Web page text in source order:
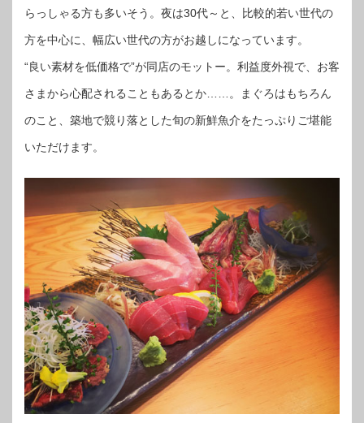
らっしゃる方も多いそう。夜は30代～と、比較的若い世代の
方を中心に、幅広い世代の方がお越しになっています。
“良い素材を低価格で”が同店のモットー。利益度外視で、お客
さまから心配されることもあるとか……。まぐろはもちろん
のこと、築地で競り落とした旬の新鮮魚介をたっぷりご堪能
いただけます。